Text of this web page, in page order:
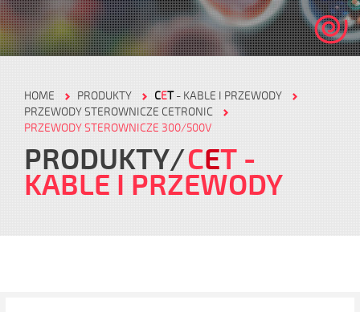
HOME PRODUKTY CET- KABLE I PRZEWODY
PRZEWODY STEROWNICZE CETRONIC
PRZEWODY STEROWNICZE 300/500V
PRODUKTY CET -
KABLE I PRZEWODY